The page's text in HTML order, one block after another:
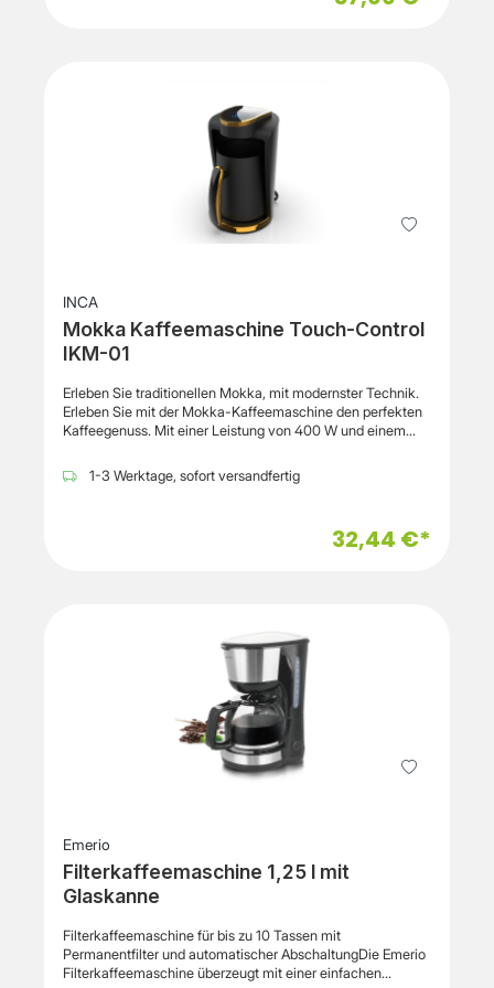
INCA
Mokka Kaffeemaschine Touch-Control
IKM-01
Erleben Sie traditionellen Mokka, mit modernster Technik.
Erleben Sie mit der Mokka-Kaffeemaschine den perfekten
Kaffeegenuss. Mit einer Leistung von 400 W und einem
Lage 1 – 4 Tassen köstlichen Mokkas zuzubereiten. Der
Touch-Control-Schalter mit Kontrollleuchte ermöglicht eine
1-3 Werktage, sofort versandfertig
32,44 €*
Emerio
Filterkaffeemaschine 1,25 l mit
Glaskanne
Filterkaffeemaschine für bis zu 10 Tassen mit
Permanentfilter und automatischer AbschaltungDie Emerio
Filterkaffeemaschine überzeugt mit einer einfachen